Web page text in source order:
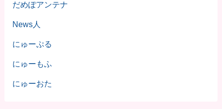
だめぽアンテナ
News人
にゅーぷる
にゅーもふ
にゅーおた